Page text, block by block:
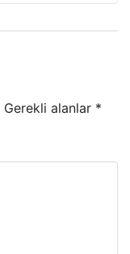
Gerekli alanlar *